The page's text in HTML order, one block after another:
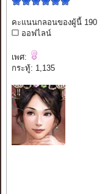
คะแนนกลอนของผู้นี้ 190
ออฟไลน์
เพศ:
กระทู้: 1,135